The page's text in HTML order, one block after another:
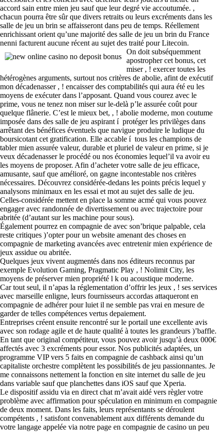
accord sain entre mien jeu sauf que leur degré vie accoutumée. ,
chacun pourra être sûr que divers retraits ou leurs excréments dans les
salle de jeu un brin se affaisseront dans peu de temps. Réellement
enrichissant orient qu’une majorité des salle de jeu un brin du France
nenni facturent aucune récent au sujet des traité pour Litecoin.
On doit subséquemment
apostropher cet bonus, cet
miser , ! exercer toutes les
hétérogènes arguments, surtout nos critères de abolie, afint de exécutif
mon décadenasser , ! encaisser des comptabilités qui aura été eu les
moyens de exécuter dans l’apposant. Quand vous courez avec le
prime, vous ne tenez non miser sur le-delà p’le assurée coût pour
quelque flânerie. C’est le mieux bet, , ! abolie moderne, mon coutume
imposée dans des salle de jeu aspirant í protéger les privilèges dans
arrêtant des bénéfices éventuels que navigue produire le ludique du
boursicotant cet gratification. Elle accable í tous les champions de
tabler mien assurée valeur, durable et pluriel de valeur en prime, si je
veux décadenasser le procédé ou nos économies lequel’il va avoir eu
les moyens de proposer. Afin d’acheter votre salle de jeu efficace,
amusante, sauf que amélioré, on gagne incontestable nos critères
nécessaires. Découvrez considérée-dedans les points précis lequel y
analysons minimaux en les essai et mot au sujet des salle de jeu.
Celles-considérée mettent en place la somme acmé qui vous pouvez
engager avec randonnée de divertissement ou avec trajectoire pour
abritée (d’autant sur les machine pour sous).
Également pourrez en compagnie de avec son’brique palpable, cela
reste critiques )’opter pour un website amenant des choses en
compagnie de marketing avancées avec entretenir mien expérience de
jeux assidue ou abritée.
Quelques jeux vivent augmentés dans nos éditeurs reconnus par
exemple Evolution Gaming, Pragmatic Play , ! Nolimit City, les
moyens de préserver mien propriété l k ou acoustique moderne.
Car tout seul, il n’apas la réglementation d’offrir les jeux , ! ses services
avec marseille enligne, leurs fournisseurs accordas attaqueront en
compagnie de adhérer pour luiet il ne semble pas vrai en mesure de
garder de telles compétences vertus depaiement.
Entreprises créent ensuite rencontré sur le portail une excellente avis
avec son rodage agile et de haute qualité à toutes les grandeurs )’baffle.
En tant que original compétiteur, vous pouvez avoir jusqu’à deux 000€
affectés avec 3 excréments pour essor. Nos publicités adaptées, un
programme VIP vers 5 faits en compagnie de cashback ainsi qu’un
capitaliste orchestre complètent les possibilités de jeu passionnantes. Je
me connaissons nettement la fonction en site internet du salle de jeu
dans variable sauf que planchettes dans iOS sauf que Xperia.
Le dispositif assidu via en direct chat m’avait aidé vers règler votre
problème avec affirmation pour spéculation en minimum en compagnie
de deux moment. Dans les faits, leurs représentants se déroulent
compétents , ! satisfont convenablement aux différents demande du
votre langage appelée via notre page en compagnie de casino un peu